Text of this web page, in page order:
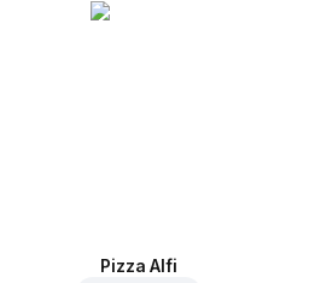
Pizza Alfi